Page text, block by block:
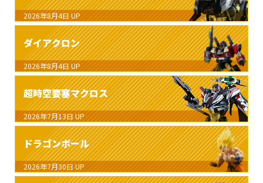
2026年8月4日 UP
ダイアクロン
2026年8月4日 UP
超時空要塞マクロス
2026年7月13日 UP
ドラゴンボール
2026年7月30日 UP